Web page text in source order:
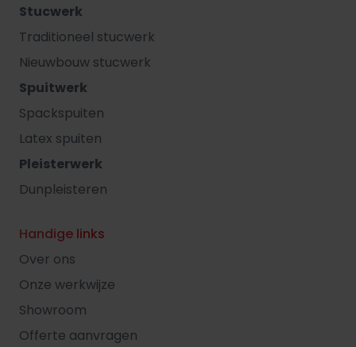
Stucwerk
Traditioneel stucwerk
Nieuwbouw stucwerk
Spuitwerk
Spackspuiten
Latex spuiten
Pleisterwerk
Dunpleisteren
Handige links
Over ons
Onze werkwijze
Showroom
Offerte aanvragen